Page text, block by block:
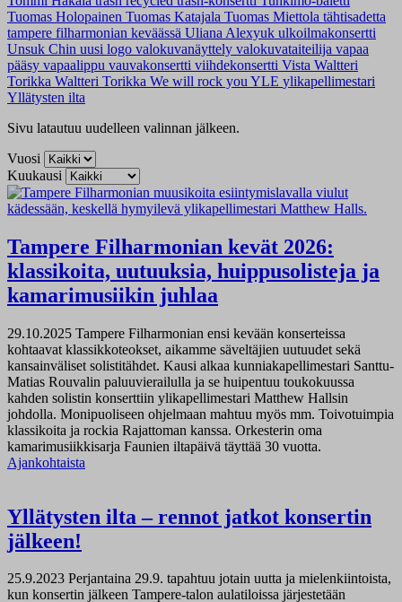
Tuomas Holopainen Tuomas Katajala Tuomas Miettola tähtisadetta
tampere filharmonian keväässä Uliana Alexyuk ulkoilmakonsertti
Unsuk Chin uusi logo valokuvanäyttely valokuvataiteilija vapaa
pääsy vapaalippu vauvakonsertti viihdekonsertti Vista Waltteri
Torikka Waltteri Torikka We will rock you YLE ylikapellimestari
Yllätysten ilta
Sivu latautuu uudelleen valinnan jälkeen.
Vuosi
Kuukausi
Tampere Filharmonian kevät 2026:
klassikoita, uutuuksia, huippusolisteja ja
kamarimusiikin juhlaa
29.10.2025 Tampere Filharmonian ensi kevään konserteissa
kohtaavat klassikkoteokset, aikamme säveltäjien uutuudet sekä
kansainväliset solistitähdet. Kausi alkaa kunniakapellimestari Santtu-
Matias Rouvalin paluuvierailulla ja se huipentuu toukokuussa
kahden solistin konserttiin ylikapellimestari Matthew Hallsin
johdolla. Monipuoliseen ohjelmaan mahtuu myös mm. Toivotuimpia
klassikoita ja rockia Rajattoman kanssa. Orkesterin oma
kamarimusiikkisarja Faunien iltapäivä täyttää 30 vuotta.
Ajankohtaista
Yllätysten ilta – rennot jatkot konsertin
jälkeen!
25.9.2023 Perjantaina 29.9. tapahtuu jotain uutta ja mielenkiintoista,
kun konsertin jälkeen Tampere-talon aulatiloissa järjestetään